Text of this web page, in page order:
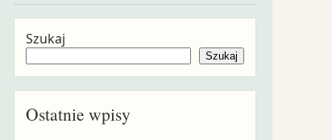
Szukaj
Szukaj
Ostatnie wpisy